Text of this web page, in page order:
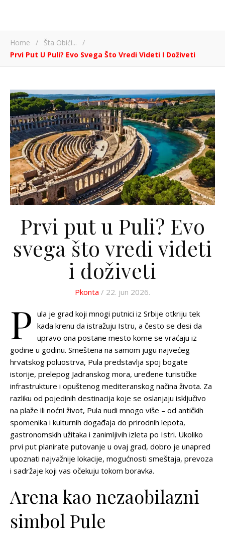
Home / Šta Obići...
/
Prvi Put U Puli? Evo Svega Što Vredi Videti I Doživeti
Prvi put u Puli? Evo
svega što vredi videti
i doživeti
Pkonta / 22. jun 2026.
P ula je grad koji mnogi putnici iz Srbije otkriju tek
kada krenu da istražuju Istru, a često se desi da
upravo ona postane mesto kome se vraćaju iz
godine u godinu. Smeštena na samom jugu najvećeg
hrvatskog poluostrva, Pula predstavlja spoj bogate
istorije, prelepog Jadranskog mora, uređene turističke
infrastrukture i opuštenog mediteranskog načina života. Za
razliku od pojedinih destinacija koje se oslanjaju isključivo
na plaže ili noćni život, Pula nudi mnogo više – od antičkih
spomenika i kulturnih događaja do prirodnih lepota,
gastronomskih užitaka i zanimljivih izleta po Istri. Ukoliko
prvi put planirate putovanje u ovaj grad, dobro je unapred
upoznati najvažnije lokacije, mogućnosti smeštaja, prevoza
i sadržaje koji vas očekuju tokom boravka.
Arena kao nezaobilazni
simbol Pule